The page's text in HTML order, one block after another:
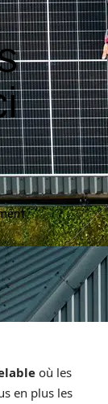
où les
en plus les